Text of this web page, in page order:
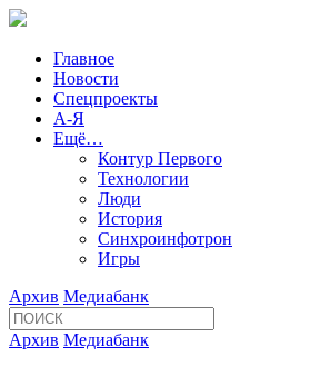
Главное
Новости
Спецпроекты
А-Я
Ещё…
Контур Первого
Технологии
Люди
История
Синхроинфотрон
Игры
Архив Медиабанк
Архив Медиабанк